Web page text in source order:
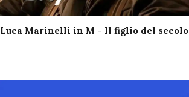
Luca Marinelli in M - Il figlio del secolo